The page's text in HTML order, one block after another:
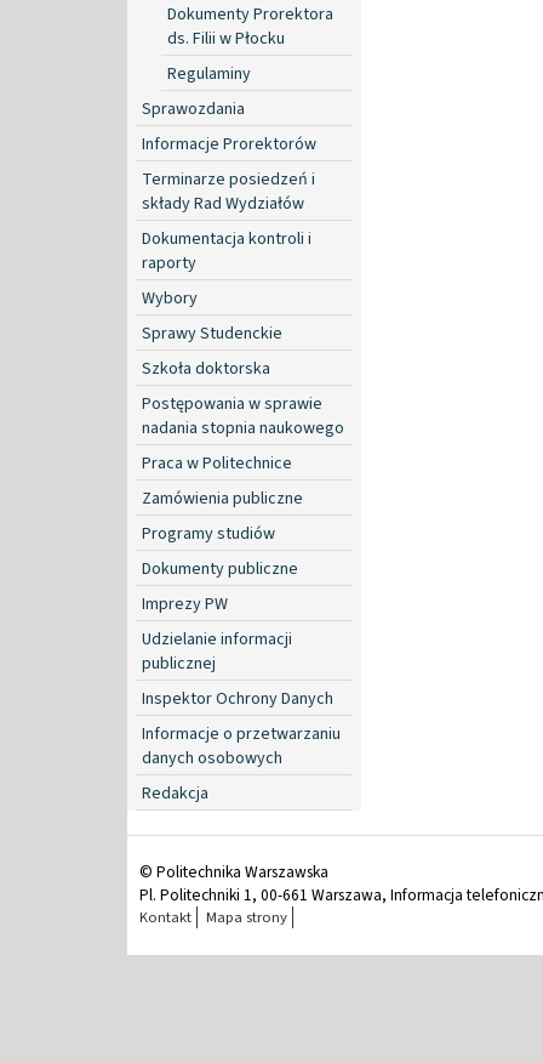
Dokumenty Prorektora
ds. Filii w Płocku
Regulaminy
Sprawozdania
Informacje Prorektorów
Terminarze posiedzeń i
składy Rad Wydziałów
Dokumentacja kontroli i
raporty
Wybory
Sprawy Studenckie
Szkoła doktorska
Postępowania w sprawie
nadania stopnia naukowego
Praca w Politechnice
Zamówienia publiczne
Programy studiów
Dokumenty publiczne
Imprezy PW
Udzielanie informacji
publicznej
Inspektor Ochrony Danych
Informacje o przetwarzaniu
danych osobowych
Redakcja
© Politechnika Warszawska
Pl. Politechniki 1, 00-661 Warszawa, Informacja
Kontakt Mapa strony